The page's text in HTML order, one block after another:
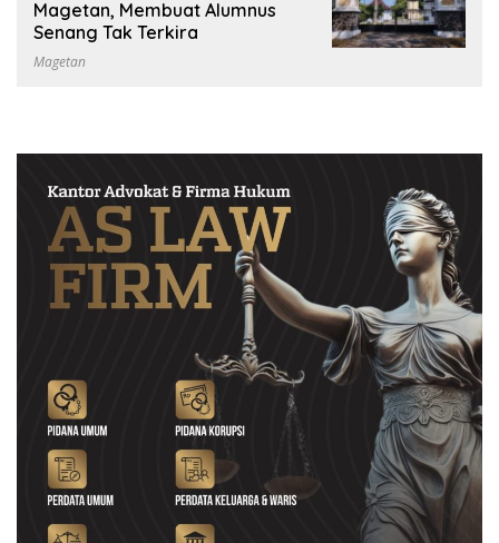
Magetan, Membuat Alumnus
Senang Tak Terkira
Magetan